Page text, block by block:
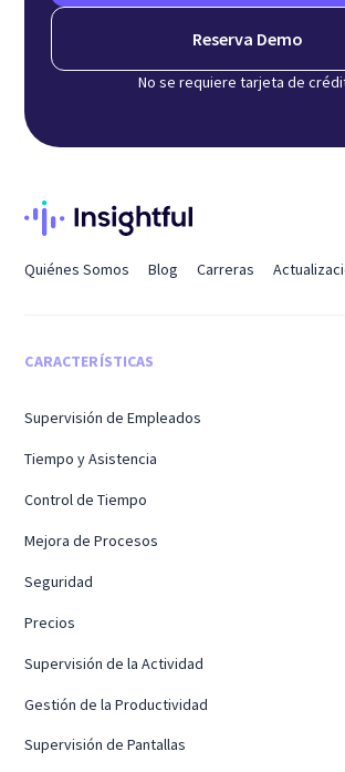
Reserva Demo
No se requiere tarjeta de
Quiénes Somos Blog Carreras
CARACTERÍSTICAS
Supervisión de Empleados
Tiempo y Asistencia
Control de Tiempo
Mejora de Procesos
Seguridad
Precios
Supervisión de la Actividad
Gestión de la Productividad
Supervisión de Pantallas